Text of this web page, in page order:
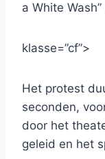
a White Wash”
klasse=”cf”>
Het protest
seconden,
door het
geleid en het